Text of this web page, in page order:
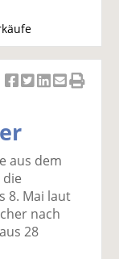
u
c
k
a
uf
F
ac
e
k
t
wi
tt
er
n
el
a
uf
Li
n
k
p
er
E
m
ck
aus dem
8. Mai laut
nach
28